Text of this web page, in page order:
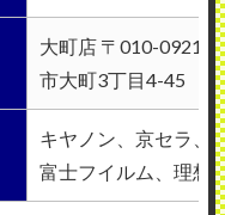
大町店 〒010-0921
市大町3丁目4-45
キヤノン、京セラ、
富士フイルム、理想